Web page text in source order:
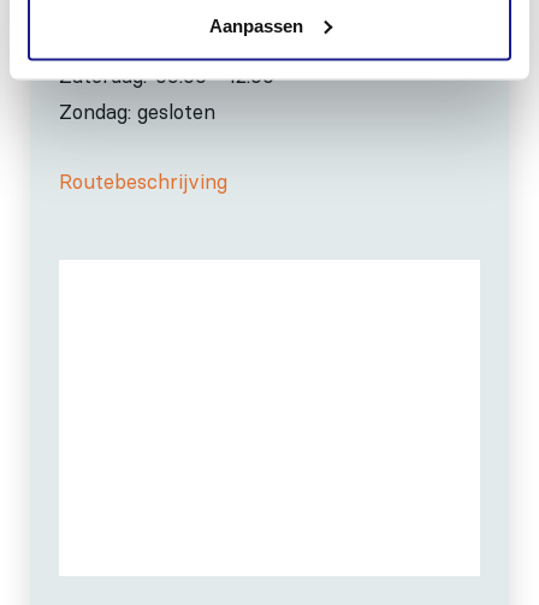
Aanpassen
Maandag t/m vrijdag: 07:30 - 17:00
Zaterdag: 09:00 - 12:00
Zondag: gesloten
Routebeschrijving